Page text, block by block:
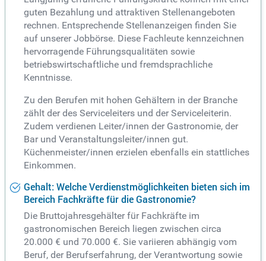
guten Bezahlung und attraktiven Stellenangeboten
rechnen. Entsprechende Stellenanzeigen finden Sie
auf unserer Jobbörse. Diese Fachleute kennzeichnen
hervorragende Führungsqualitäten sowie
betriebswirtschaftliche und fremdsprachliche
Kenntnisse.
Zu den Berufen mit hohen Gehältern in der Branche
zählt der des Serviceleiters und der Serviceleiterin.
Zudem verdienen Leiter/innen der Gastronomie, der
Bar und Veranstaltungsleiter/innen gut.
Küchenmeister/innen erzielen ebenfalls ein stattliches
Einkommen.
Gehalt: Welche Verdienstmöglichkeiten bieten sich im
Bereich Fachkräfte für die Gastronomie?
Die Bruttojahresgehälter für Fachkräfte im
gastronomischen Bereich liegen zwischen circa
20.000 € und 70.000 €. Sie variieren abhängig vom
Beruf, der Berufserfahrung, der Verantwortung sowie